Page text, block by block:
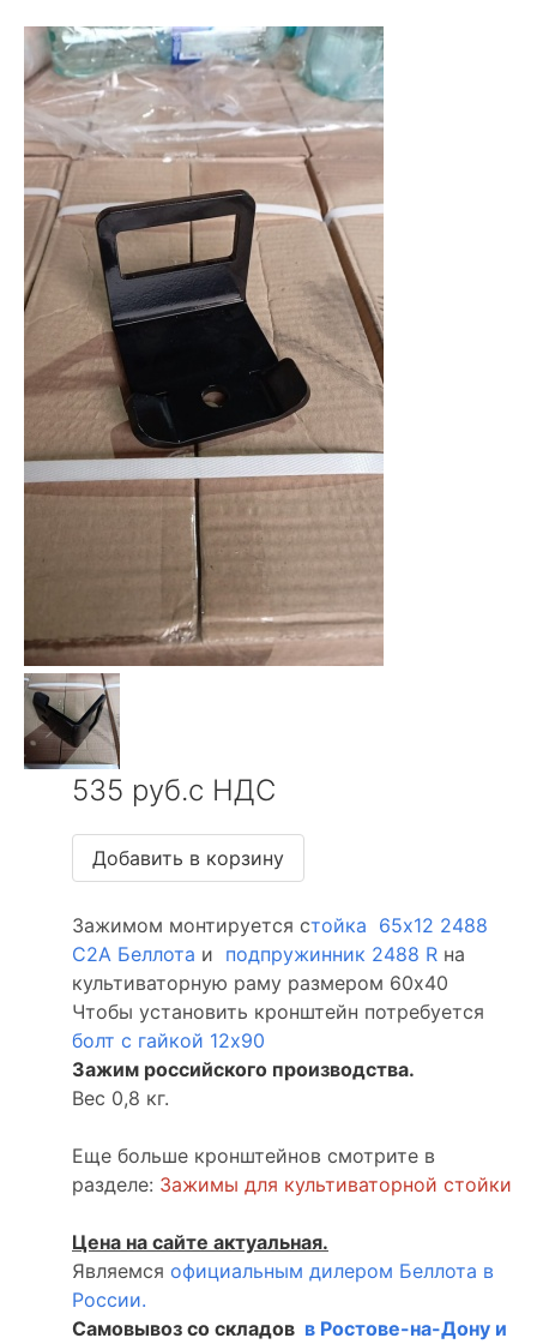
535 руб.с НДС
Зажимом монтируется стойка 65х12 2488
С2А Беллота и подпружинник 2488 R на
культиваторную раму размером 60х40
Чтобы установить кронштейн потребуется
болт с гайкой 12х90
Зажим российского производства.
Вес 0,8 кг.
Еще больше кронштейнов смотрите в
разделе: Зажимы для культиваторной стойки
Цена на сайте актуальная.
Являемся официальным дилером Беллота в
России.
Самовывоз со складов в Ростове-на-Дону и